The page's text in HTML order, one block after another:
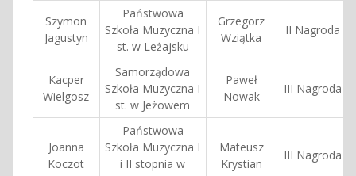
Szymon
Jagustyn
Państwowa
Szkoła Muzyczna I
st. w Leżajsku
Grzegorz
Wziątka
II Nagroda
Kacper
Wielgosz
Samorządowa
Szkoła Muzyczna I
st. w Jeżowem
Paweł
Nowak
III Nagroda
Joanna
Koczot
Państwowa
Szkoła Muzyczna I
i II stopnia w
Mateusz
Krystian
III Nagroda